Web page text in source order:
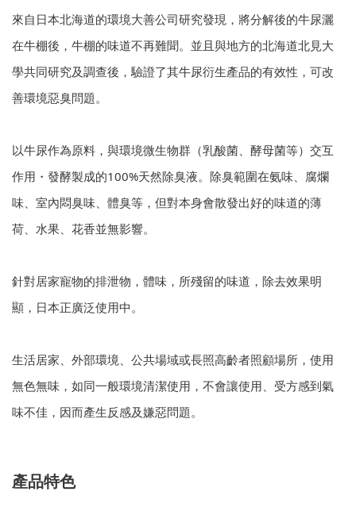
來自日本北海道的環境大善公司研究發現，將分解後的牛尿灑
在牛棚後，牛棚的味道不再難聞。並且與地方的北海道北見大
學共同研究及調查後，驗證了其牛尿衍生產品的有效性，可改
善環境惡臭問題。
以牛尿作為原料，與環境微生物群（乳酸菌、酵母菌等）交互
作用・發酵製成的100%天然除臭液。除臭範圍在氨味、腐爛
味、室內悶臭味、體臭等，但對本身會散發出好的味道的薄
荷、水果、花香並無影響。
針對居家寵物的排泄物，體味，所殘留的味道，除去效果明
顯，日本正廣泛使用中。
生活居家、外部環境、公共場域或長照高齡者照顧場所，使用
無色無味，如同一般環境清潔使用，不會讓使用、受方感到氣
味不佳，因而產生反感及嫌惡問題。
產品特色